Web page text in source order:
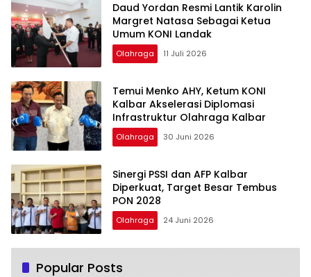
Daud Yordan Resmi Lantik Karolin
Margret Natasa Sebagai Ketua
Umum KONI Landak
Olahraga 11 Juli 2026
Temui Menko AHY, Ketum KONI
Kalbar Akselerasi Diplomasi
Infrastruktur Olahraga Kalbar
Olahraga 30 Juni 2026
Sinergi PSSI dan AFP Kalbar
Diperkuat, Target Besar Tembus
PON 2028
Olahraga 24 Juni 2026
Popular Posts